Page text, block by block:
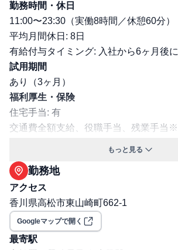
勤務時間・休日
11:00〜23:30（実働8時間／休憩60分）
平均月間休日: 8日
有給付与タイミング: 入社から6ヶ月後
試用期間
あり（3ヶ月）
福利厚生・保険
住宅手当: 有
交通費全額支給、役職手当、残業手当
支給（単身赴任者・月2回）、 車両管理
特別手当（新店舗の立ち上げに従事する
給）、独身寮完備（自己負担額：月2万
助、財形貯蓄制度、社員持株会、制服
制度、退職金に見合う特別制度、団体
もっと見る
勤務地
アクセス
香川県高松市東山崎町662-1
Googleマップで開く
最寄駅